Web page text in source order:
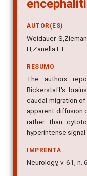
AUTOR(ES)
Weidauer
H,Zanella F E
RESUMO
The authors
Bickerstaff's
caudal migration of
apparent diffusion
rather than
hyperintense
IMPRENTA
Neurology, v. 61, n.